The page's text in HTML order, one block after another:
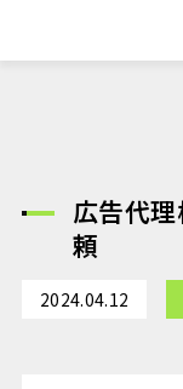
広告代
頼
2024.04.12